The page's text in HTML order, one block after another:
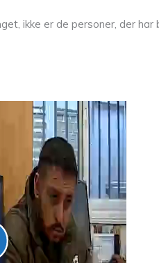
ikke er de personer, der har